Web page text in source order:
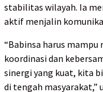
stabilitas wilayah. Ia
aktif menjalin
“Babinsa harus
koordinasi dan
sinergi yang kuat, kita
di tengah masyarakat,”